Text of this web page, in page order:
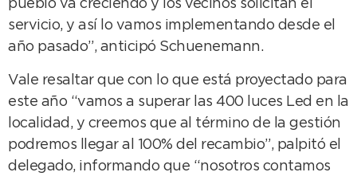
pueblo va creciendo y los vecinos solicitan el
servicio, y así lo vamos implementando desde el
año pasado”, anticipó Schuenemann.
Vale resaltar que con lo que está proyectado para
este año “vamos a superar las 400 luces Led en la
localidad, y creemos que al término de la gestión
podremos llegar al 100% del recambio”, palpitó el
delegado, informando que “nosotros contamos